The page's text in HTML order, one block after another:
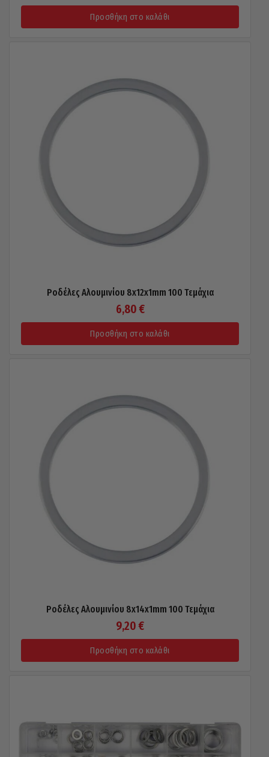
Προσθήκη στο καλάθι
Ροδέλες Αλουμινίου 8x12x1mm 100 Τεμάχια
6,80 €
Προσθήκη στο καλάθι
Ροδέλες Αλουμινίου 8x14x1mm 100 Τεμάχια
9,20 €
Προσθήκη στο καλάθι